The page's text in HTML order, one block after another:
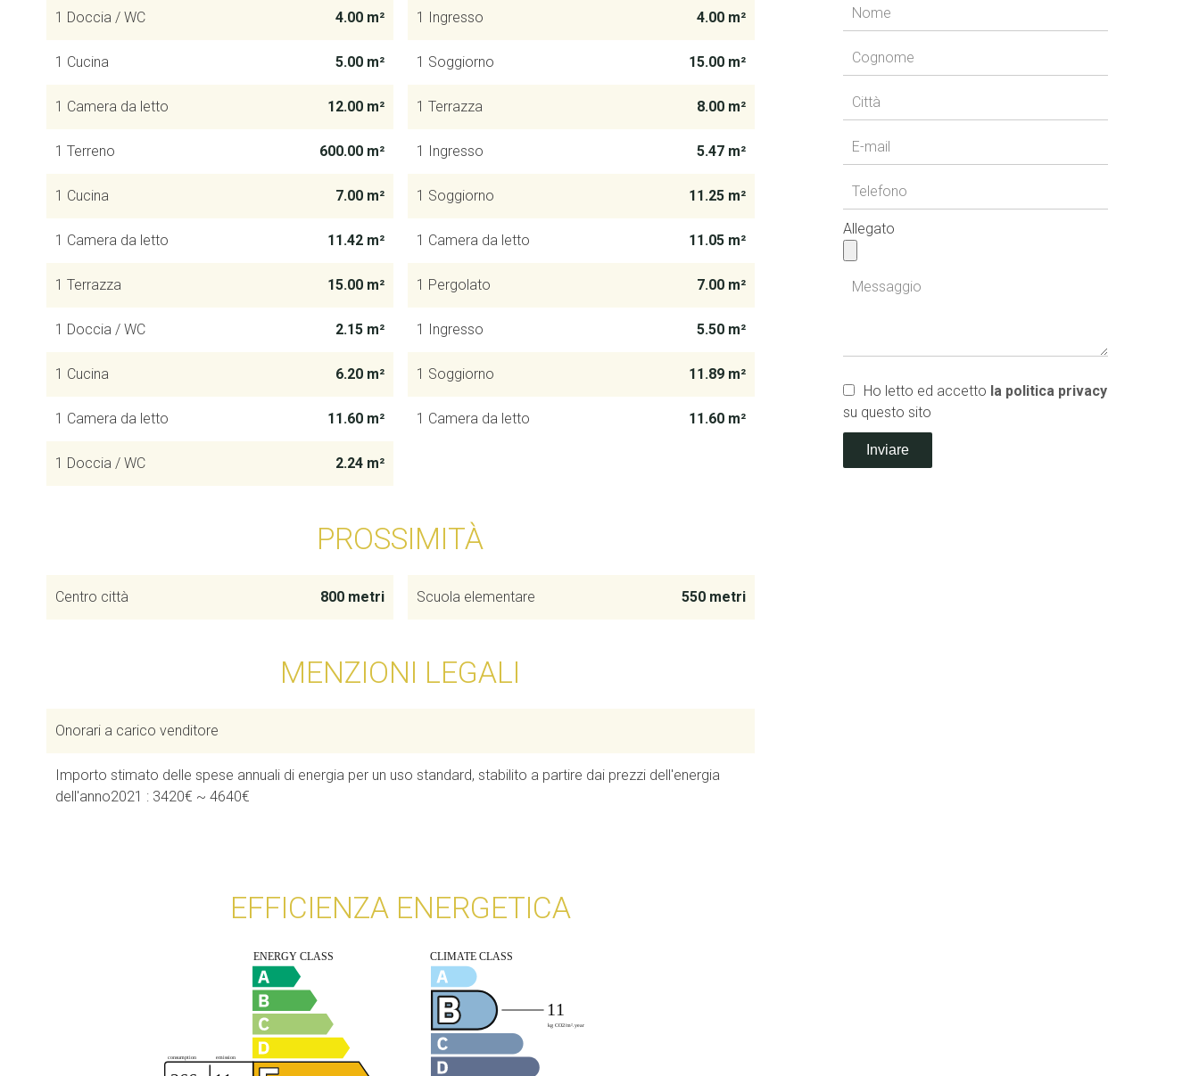
1 Doccia / WC 4.00 m² 1 Ingresso 4.00 m²
1 Cucina 5.00 m² 1 Soggiorno 15.00 m²
1 Camera da letto 12.00 m² 1 Terrazza 8.00 m²
1 Terreno 600.00 m² 1 Ingresso 5.47 m²
1 Cucina 7.00 m² 1 Soggiorno 11.25 m²
1 Camera da letto 11.42 m² 1 Camera da letto 11.05 m²
1 Terrazza 15.00 m² 1 Pergolato 7.00 m²
1 Doccia / WC 2.15 m² 1 Ingresso 5.50 m²
1 Cucina 6.20 m² 1 Soggiorno 11.89 m²
1 Camera da letto 11.60 m² 1 Camera da letto 11.60 m²
1 Doccia / WC 2.24 m²
PROSSIMITÀ
Centro città 800 metri Scuola elementare 550 metri
MENZIONI LEGALI
Onorari a carico venditore
Importo stimato delle spese annuali di energia per un uso standard, stabilito a partire dai prezzi dell'energia
dell'anno2021 : 3420€ ~ 4640€
EFFICIENZA ENERGETICA
Allegato
Ho letto ed accetto la politica privacy
su questo sito
Inviare